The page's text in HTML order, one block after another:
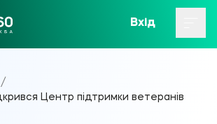
Вхід
/
Центр підтримки ветеранів